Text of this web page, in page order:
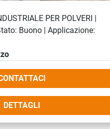
PER POLVERI |
Buono | Applicazione:
DETTAGLI